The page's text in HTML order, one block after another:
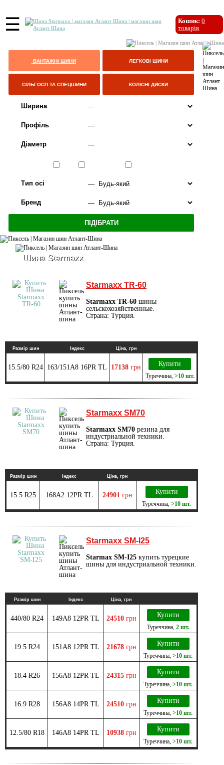
☰ Кошик: 0
товарів
ВАНТАЖНІ ШИНИ ЛЕГКОВІ ШИНИ
СІЛЬГОСП ТА СПЕЦШИНИ КОЛІСНІ ДИСКИ
Ширина
Профіль
Діаметр
Тип осі
Бренд
Шина Starmaxx
Starmaxx TR-60
Starmaxx TR-60 шины
сельскохозяйственные.
Страна: Турция.
Размір шин Індекс Ціна, грн
15.5/80 R24 163/151A8 16PR TL 17138 грн Купити
Туреччина, >10 шт.
Starmaxx SM70
Starmaxx SM70 резина для
индустриальной техники.
Страна: Турция.
Размір шин Індекс Ціна, грн
15.5 R25 168A2 12PR TL 24901 грн Купити
Туреччина >10 шт.
Starmaxx SM-I25
Starmax SM-I25 купить турецкие
шины для индустриальной техники.
Размір шин Індекс Ціна, грн
440/80 R24 149A8 12PR TL 24510 грн Купити
Туреччина, 2 шт.
19.5 R24 151A8 12PR TL 21678 грн Купити
Туреччина >10 шт.
18.4 R26 156A8 12PR TL 24315 грн Купити
Туреччина >10 шт.
16.9 R28 156A8 14PR TL 24510 грн Купити
Туреччина >10 шт.
12.5/80 R18 146A8 14PR TL 10938 грн Купити
Туреччина >10 шт.